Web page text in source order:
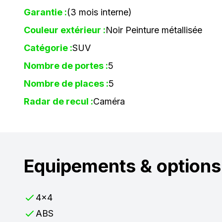
Garantie :(3 mois interne)
Couleur extérieur :Noir Peinture métallisée
Catégorie :SUV
Nombre de portes :5
Nombre de places :5
Radar de recul :Caméra
Equipements & options
4x4
ABS